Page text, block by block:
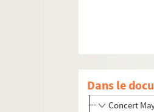
Dans le
Casino
Centre
Concert